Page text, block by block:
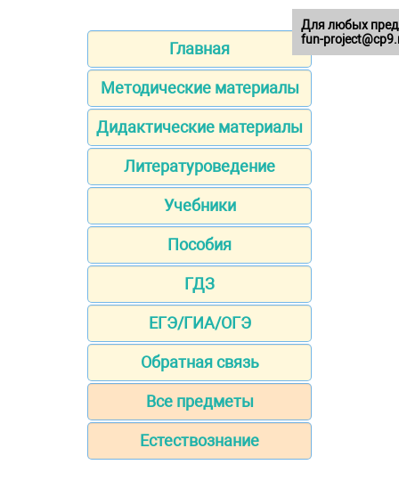
Главная
Методические материалы
Дидактические материалы
Литературоведение
Учебники
Пособия
ГДЗ
ЕГЭ/ГИА/ОГЭ
Обратная связь
Все предметы
Естествознание
Для любых
fun-